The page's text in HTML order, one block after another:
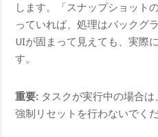
します。「スナップショット
っていれば、処理はバックグ
UIが固まって見えても、実際
す。
重要: タスクが実行中の場合
強制リセットを行わないでく